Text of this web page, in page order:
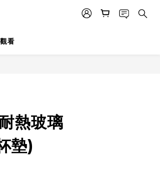
看
熱玻璃
墊)